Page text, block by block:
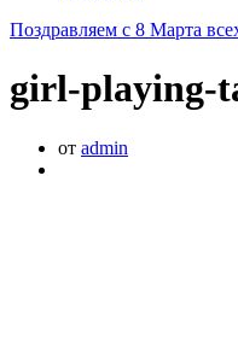
Поздравляем с 8 Марта
girl-playing-
от admin